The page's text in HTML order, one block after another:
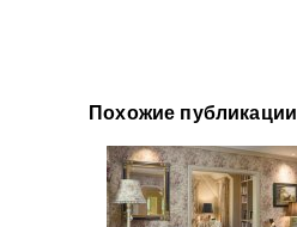
Похожие публикации